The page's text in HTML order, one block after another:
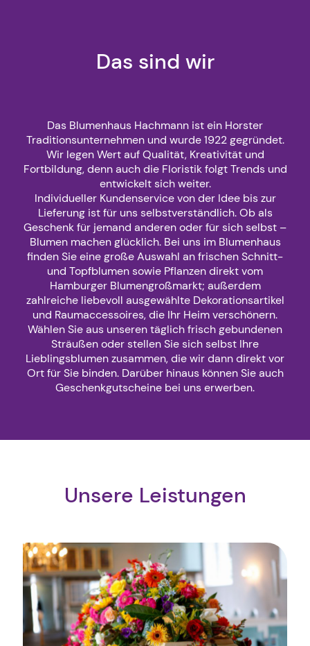
Das sind wir
Das Blumenhaus Hachmann ist ein Horster
Traditionsunternehmen und wurde 1922 gegründet.
Wir legen Wert auf Qualität, Kreativität und
Fortbildung, denn auch die Floristik folgt Trends und
entwickelt sich weiter.
Individueller Kundenservice von der Idee bis zur
Lieferung ist für uns selbstverständlich. Ob als
Geschenk für jemand anderen oder für sich selbst –
Blumen machen glücklich. Bei uns im Blumenhaus
finden Sie eine große Auswahl an frischen Schnitt-
und Topfblumen sowie Pflanzen direkt vom
Hamburger Blumengroßmarkt; außerdem
zahlreiche liebevoll ausgewählte Dekorationsartikel
und Raumaccessoires, die Ihr Heim verschönern.
Wählen Sie aus unseren täglich frisch gebundenen
Sträußen oder stellen Sie sich selbst Ihre
Lieblingsblumen zusammen, die wir dann direkt vor
Ort für Sie binden. Darüber hinaus können Sie auch
Geschenkgutscheine bei uns erwerben.
Unsere Leistungen